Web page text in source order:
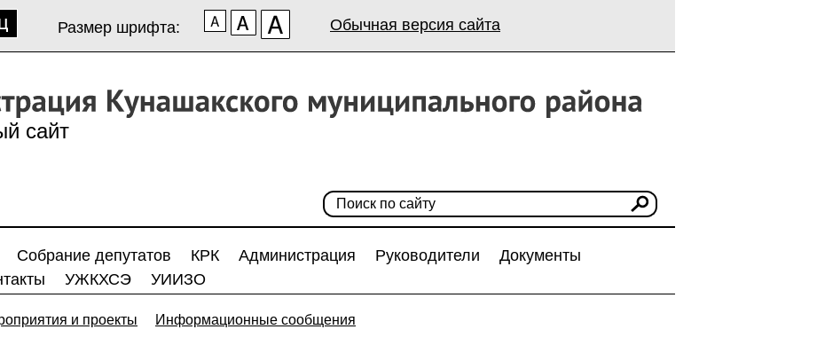
Размер шрифта: Обычная версия сайта
сайт
Собрание депутатов КРК Администрация Руководители
Документы
УЖКХСЭ УИИЗО
и проекты Информационные сообщения